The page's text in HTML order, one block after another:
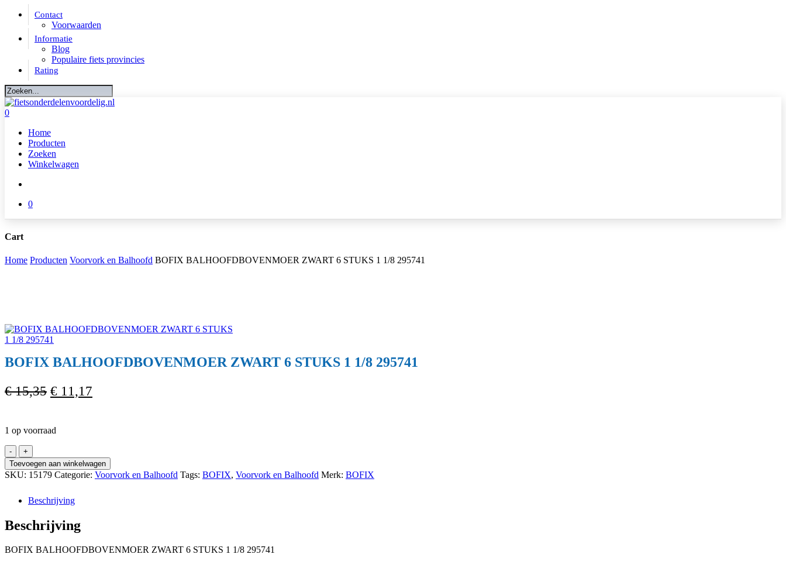
Skip
Contact
Voorwaarden
Informatie
Blog
Populaire fiets provincies
Rating
Close
Search
account
0
Home
Producten
Zoeken
Winkelwagen
0
Cart
Close
Home Producten Voorvork en Balhoofd BOFIX BALHOOFDBOVENMOER ZWART 6 STUKS 1 1/8 295741
BOFIX BALHOOFDBOVENMOER ZWART 6 STUKS 1 1/8 295741
€15,35 Oorspronkelijke
€ 15,35.
€ 11,17
1 op voorraad
BOFIX
BALHOOFDBOVENMOER
ZWART
6
1
295741
Toevoegen aan winkelwagen
SKU: 15179 Categorie: Voorvork en Balhoofd Tags: BOFIX, Voorvork en Balhoofd Merk: BOFIX
Beschrijving
Beschrijving
BOFIX BALHOOFDBOVENMOER ZWART 6 STUKS 1 1/8 295741